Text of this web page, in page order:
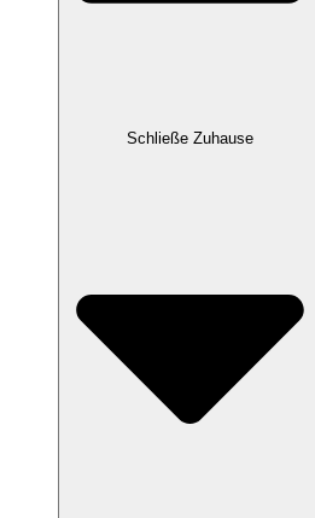
Schließe Zuhause